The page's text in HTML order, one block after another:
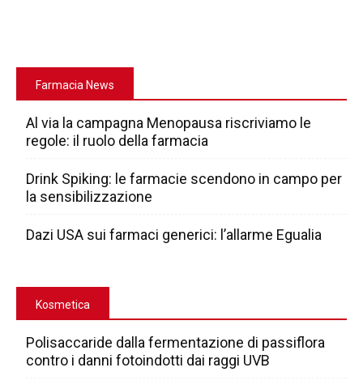
Farmacia News
Al via la campagna Menopausa riscriviamo le
regole: il ruolo della farmacia
Drink Spiking: le farmacie scendono in campo per
la sensibilizzazione
Dazi USA sui farmaci generici: l’allarme Egualia
Kosmetica
Polisaccaride dalla fermentazione di passiflora
contro i danni fotoindotti dai raggi UVB